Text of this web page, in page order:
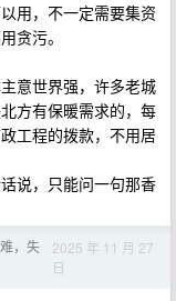
用，不一定需要集资
贪污。
意世界强，许多老城
方有保暖需求的，每
工程的拨款，不用居
说，只能问一句那香
，失
2025 年 11 月 27
日